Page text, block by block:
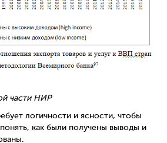
части НИР
логичности и ясности, чтобы
как были получены выводы и